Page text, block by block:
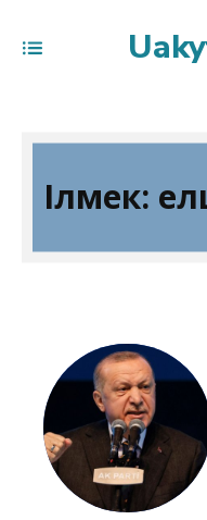
Ілмек: